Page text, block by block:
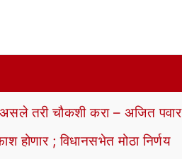
तरी चौकशी करा – अजित पवार
; विधानसभेत मोठा निर्णय